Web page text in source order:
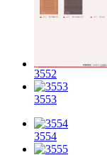
3552
3553
3554